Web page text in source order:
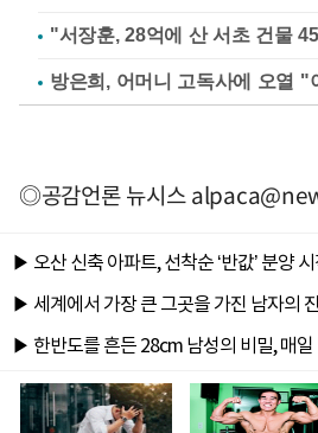
"서장훈, 28억에 산 서초 건물
방은희, 어머니 고독사에 오열 "
◎공감언론 뉴시스